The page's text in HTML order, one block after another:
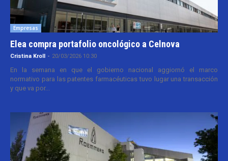
Empresas
Elea compra portafolio oncológico a Celnova
Cristina Kroll - 20/03/2026 10:30
En la semana en que el gobierno nacional aggiornó el marco
normativo para las patentes farmacéuticas tuvo lugar una transacción
y que va por...